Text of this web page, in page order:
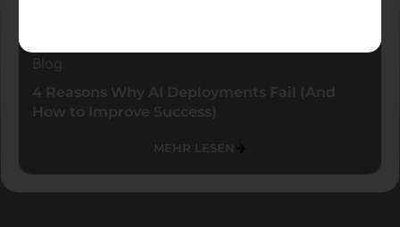
Blog
4 Reasons Why AI Deployments Fail (And
How to Improve Success)
MEHR LESEN